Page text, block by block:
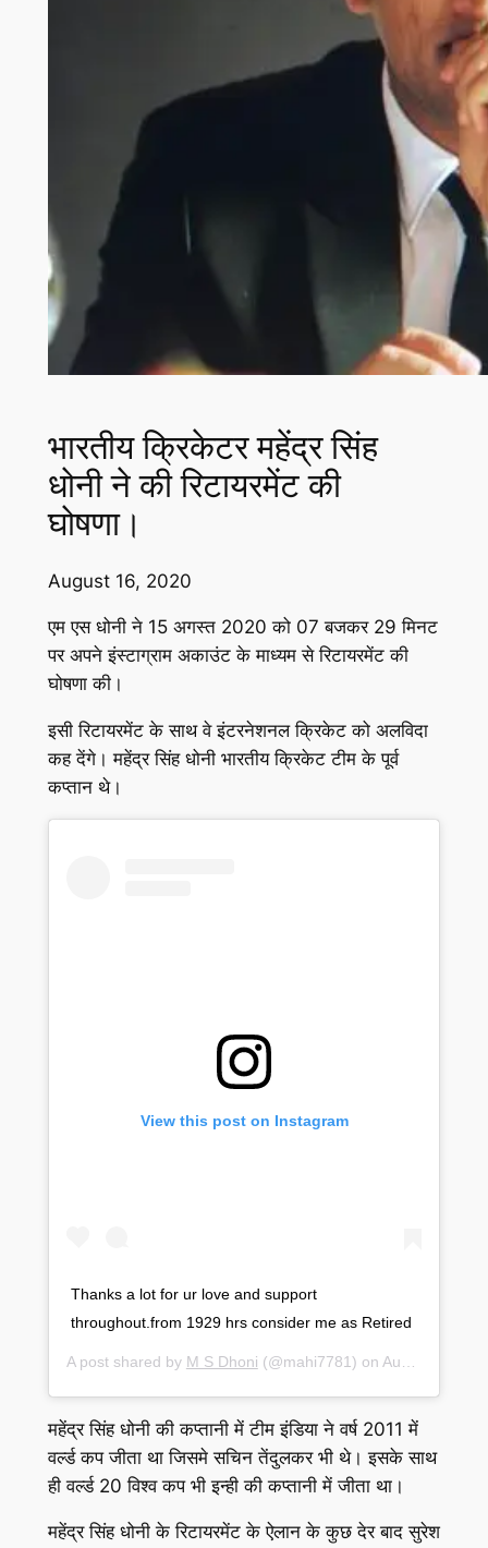
भारतीय क्रिकेटर महेंद्र सिंह
धोनी ने की रिटायरमेंट की
घोषणा।
August 16, 2020
एम एस धोनी ने 15 अगस्त 2020 को 07 बजकर 29 मिनट
पर अपने इंस्टाग्राम अकाउंट के माध्यम से रिटायरमेंट की
घोषणा की।
इसी रिटायरमेंट के साथ वे इंटरनेशनल क्रिकेट को अलविदा
कह देंगे। महेंद्र सिंह धोनी भारतीय क्रिकेट टीम के पूर्व
कप्तान थे।
View this post on Instagram
Thanks a lot for ur love and support
throughout.from 1929 hrs consider me as Retired
A post shared by M S Dhoni (@mahi7781) on Aug 15, 2020 at 7:01am PDT
महेंद्र सिंह धोनी की कप्तानी में टीम इंडिया ने वर्ष 2011 में
वर्ल्ड कप जीता था जिसमे सचिन तेंदुलकर भी थे। इसके साथ
ही वर्ल्ड 20 विश्व कप भी इन्ही की कप्तानी में जीता था।
महेंद्र सिंह धोनी के रिटायरमेंट के ऐलान के कुछ देर बाद सुरेश